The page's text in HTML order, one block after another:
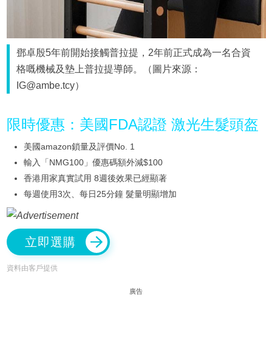
鄧卓殷5年前開始接觸普拉提，2年前正式成為一名合資
格嘅機械及墊上普拉提導師。（圖片來源：
IG@ambe.tcy）
限時優惠：美國FDA認證 激光生髮頭盔
美國amazon鎖量及評價No. 1
輸入「NMG100」優惠碼額外減$100
香港用家真實試用 8週後效果已經顯著
每週使用3次、每日25分鐘 髮量明顯增加
立即選購
資料由客戶提供
廣告